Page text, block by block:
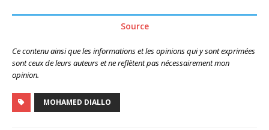
Source
Ce contenu ainsi que les informations et les opinions qui y sont exprimées
sont ceux de leurs auteurs et ne reflètent pas nécessairement mon
opinion.
MOHAMED DIALLO